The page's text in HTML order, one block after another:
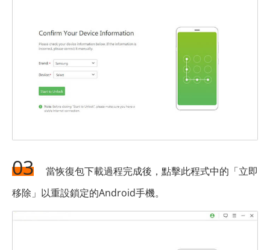
03
當恢復包下載過程完成後，點擊此程式中的「立即
移除」以重設鎖定的Android手機。